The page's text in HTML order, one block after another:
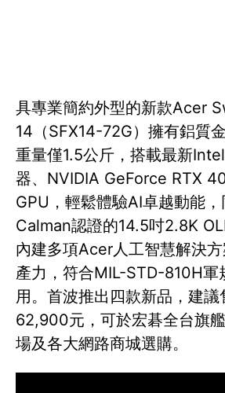
具專業簡約外型的新款Acer
14（SFX14-72G）擁有鋁質
重量僅1.5公斤，搭載最新
器、NVIDIA GeForce RTX
GPU，輕鬆體驗AI卓越動能，
Calman認證的14.5吋2.8K
內建多項Acer人工智慧解決
產力，符合MIL-STD-810H軍
用。首波推出四款新品，建
62,900元，可於宏碁全台旗
場及各大網路商城選購。